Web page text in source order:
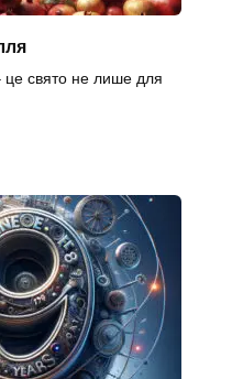
це свято не лише для